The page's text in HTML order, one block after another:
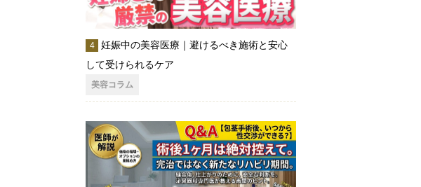
妊娠中の美容医療｜避けるべき施術と安心
して受けられるケア
美容コラム